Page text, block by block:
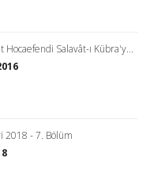
Hocaefendi Salavât-ı Kübra'y...
2018 - 7. Bölüm